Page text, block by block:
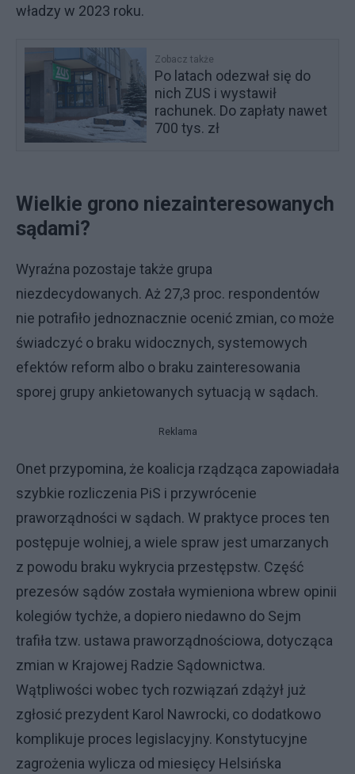
władzy w 2023 roku.
Zobacz także
Po latach odezwał się do
nich ZUS i wystawił
rachunek. Do zapłaty nawet
700 tys. zł
Wielkie grono niezainteresowanych
sądami?
Wyraźna pozostaje także grupa
niezdecydowanych. Aż 27,3 proc. respondentów
nie potrafiło jednoznacznie ocenić zmian, co może
świadczyć o braku widocznych, systemowych
efektów reform albo o braku zainteresowania
sporej grupy ankietowanych sytuacją w sądach.
Reklama
Onet przypomina, że koalicja rządząca zapowiadała
szybkie rozliczenia PiS i przywrócenie
praworządności w sądach. W praktyce proces ten
postępuje wolniej, a wiele spraw jest umarzanych
z powodu braku wykrycia przestępstw. Część
prezesów sądów została wymieniona wbrew opinii
kolegiów tychże, a dopiero niedawno do Sejm
trafiła tzw. ustawa praworządnościowa, dotycząca
zmian w Krajowej Radzie Sądownictwa.
Wątpliwości wobec tych rozwiązań zdążył już
zgłosić prezydent Karol Nawrocki, co dodatkowo
komplikuje proces legislacyjny. Konstytucyjne
zagrożenia wylicza od miesięcy Helsińska